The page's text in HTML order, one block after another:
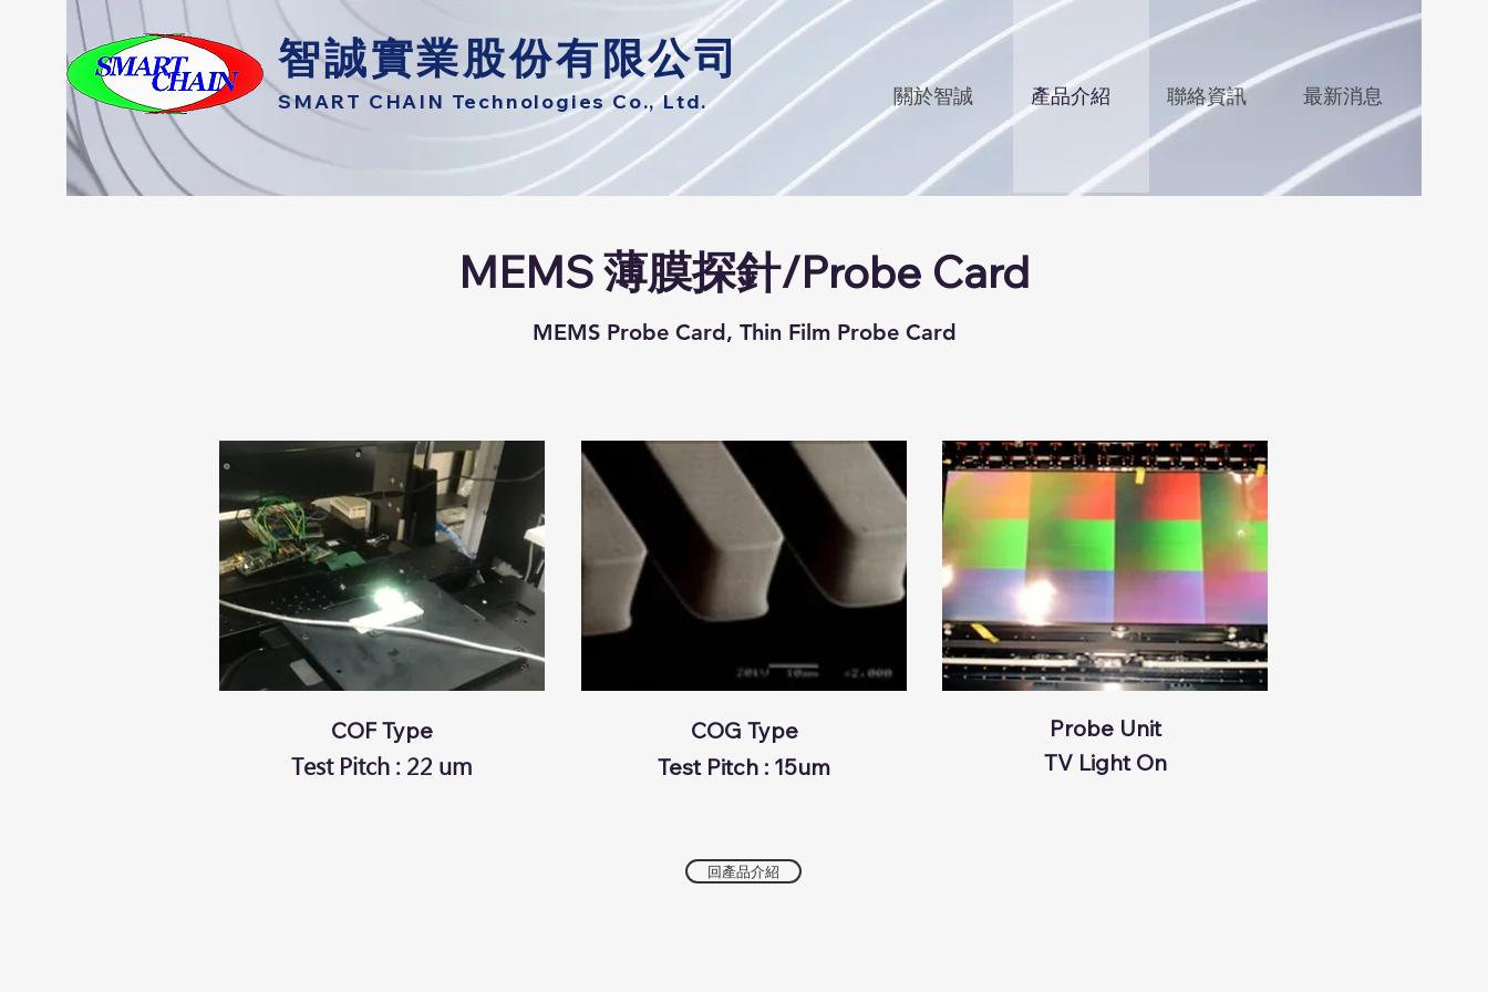
智誠實業股份有限公司
SMART CHAIN Technologies Co., Ltd. 關於智誠 產品介紹 聯絡資訊 最新消息
MEMS 薄膜探針/Probe Card
MEMS Probe Card, Thin Film Probe Card
COF Type
Test Pitch : 22 um
COG Type
Test Pitch : 15um
Probe Unit
TV Light On
回產品介紹